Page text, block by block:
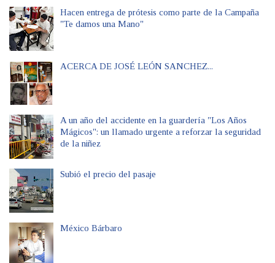
Hacen entrega de prótesis como parte de la Campaña
"Te damos una Mano"
ACERCA DE JOSÉ LEÓN SANCHEZ...
A un año del accidente en la guardería "Los Años
Mágicos": un llamado urgente a reforzar la seguridad
de la niñez
Subió el precio del pasaje
México Bárbaro